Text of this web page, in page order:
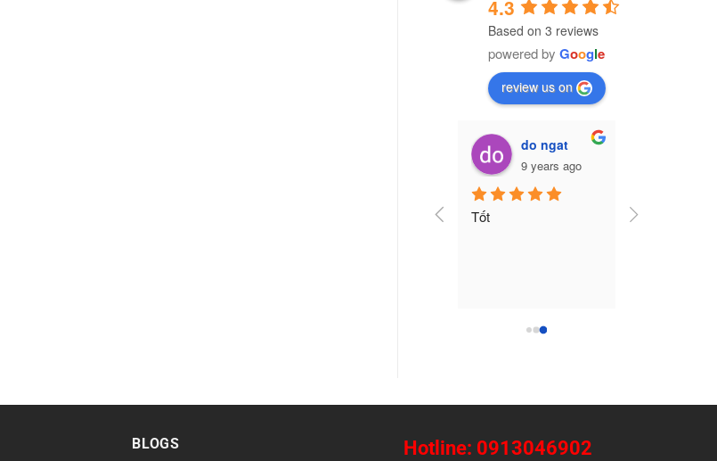
4.3
Based on 3 reviews
powered by Google
review us on
Công ty nhựa CPI Việt
do ngat
9 years ago
Tốt
BLOGS Hotline: 0913046902